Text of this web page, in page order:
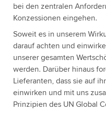
bei den zentralen
Konzessionen eingehen.
Soweit es in unserem
darauf achten und
unserer gesamten
werden. Darüber hinaus
Lieferanten, dass sie auf
einwirken und mit uns
Prinzipien des UN Global